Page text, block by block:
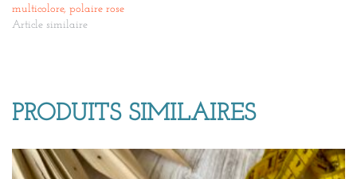
multicolore, polaire rose
Article similaire
PRODUITS SIMILAIRES